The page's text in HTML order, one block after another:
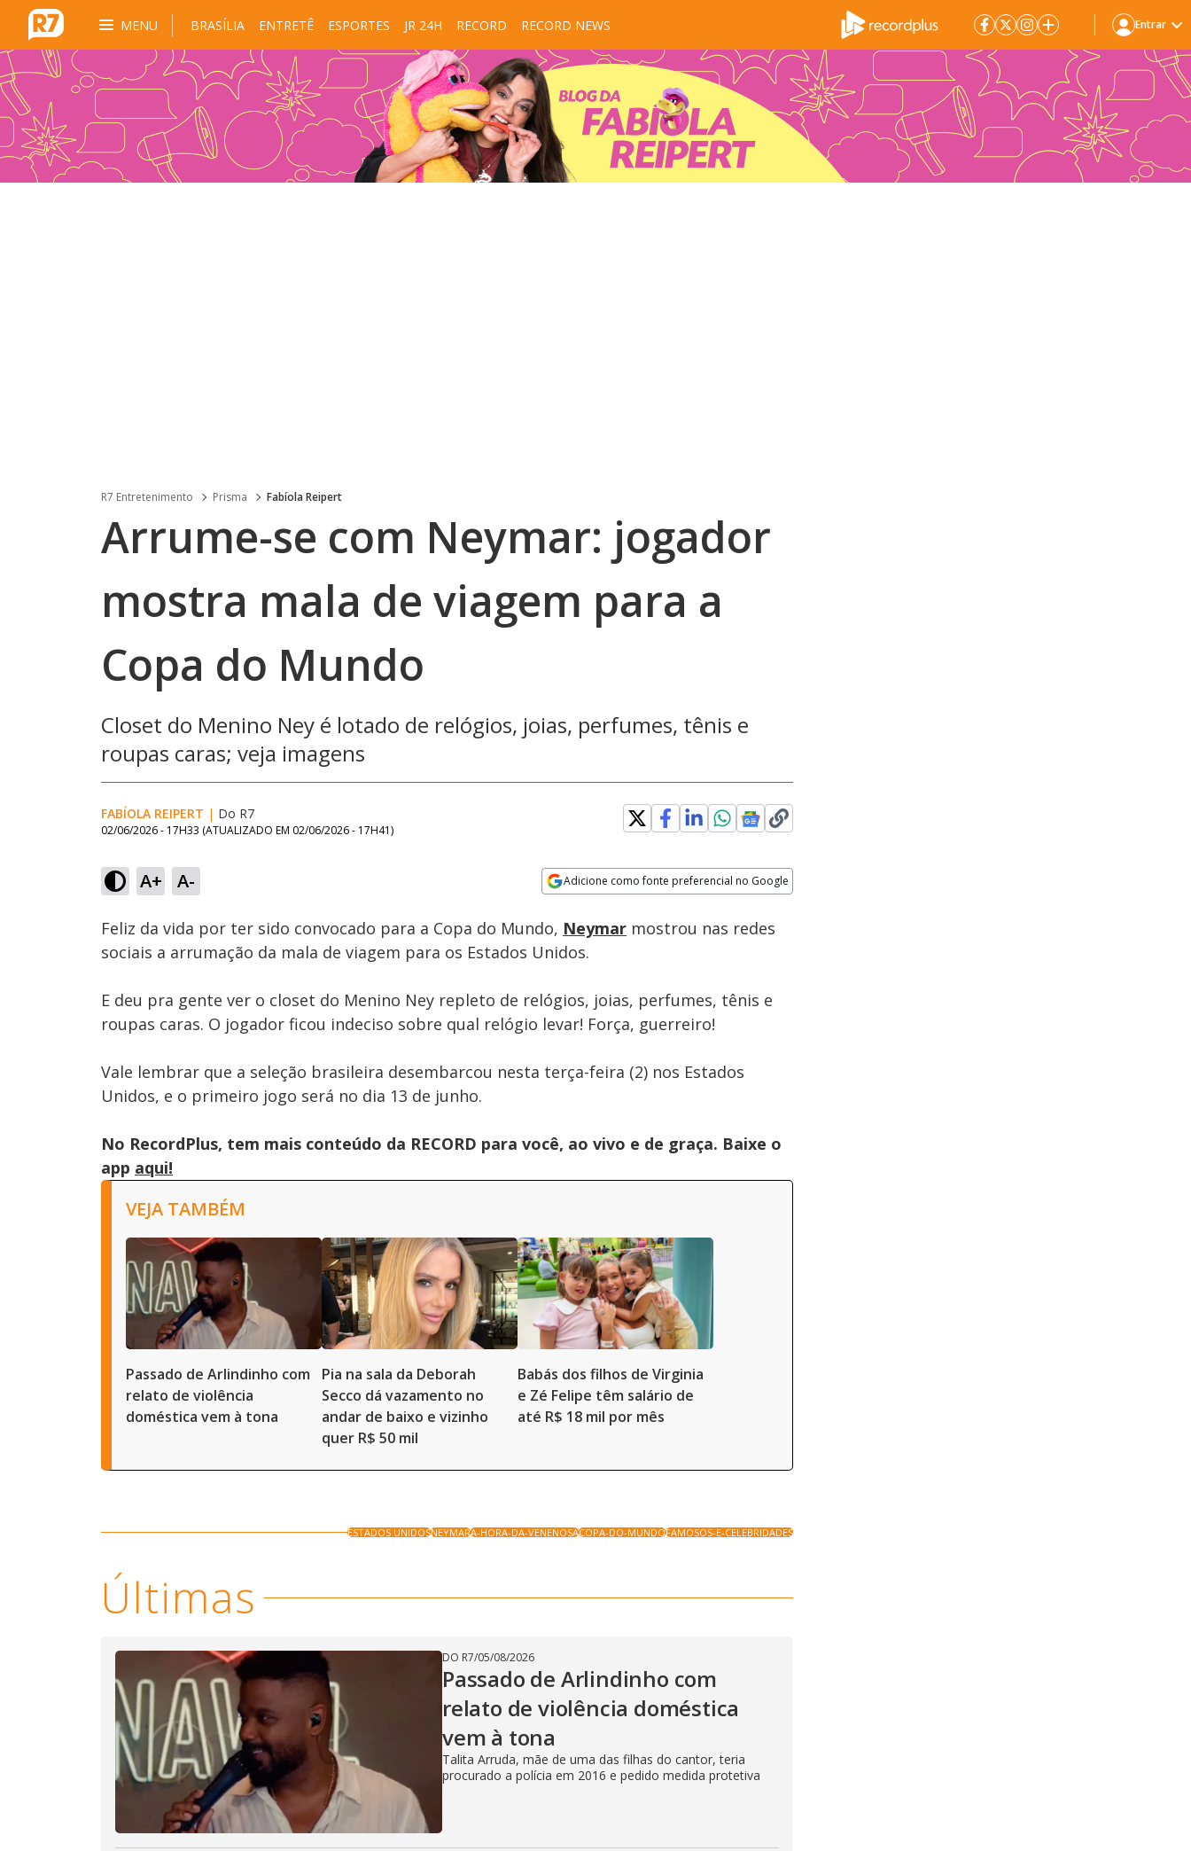
MENU BRASÍLIA ENTRETÊ ESPORTES JR 24H RECORD RECORD NEWS Entrar
R7 Entretenimento Prisma Fabíola Reipert
Arrume-se com Neymar: jogador
mostra mala de viagem para a
Copa do Mundo
Closet do Menino Ney é lotado de relógios, joias, perfumes, tênis e
roupas caras; veja imagens
FABÍOLA REIPERT | Do R7
02/06/2026 - 17H33 (ATUALIZADO EM 02/06/2026 - 17H41)
A+ A- Adicione como fonte preferencial no Google
Ativar
Som
Velocidade
Feliz da vida por ter sido convocado para a Copa do Mundo, Neymar mostrou nas redes
sociais a arrumação da mala de viagem para os Estados Unidos.
E deu pra gente ver o closet do Menino Ney repleto de relógios, joias, perfumes, tênis e
roupas caras. O jogador ficou indeciso sobre qual relógio levar! Força, guerreiro!
Vale lembrar que a seleção brasileira desembarcou nesta terça-feira (2) nos Estados
Unidos, e o primeiro jogo será no dia 13 de junho.
No RecordPlus, tem mais conteúdo da RECORD para você, ao vivo e de graça. Baixe o
app aqui!
VEJA TAMBÉM
Passado de Arlindinho com
relato de violência
doméstica vem à tona
Pia na sala da Deborah
Secco dá vazamento no
andar de baixo e vizinho
quer R$ 50 mil
Babás dos filhos de Virginia
e Zé Felipe têm salário de
até R$ 18 mil por mês
ESTADOS UNIDOSNEYMARA-HORA-DA-VENENOSACOPA-DO-MUNDOFAMOSOS-E-CELEBRIDADES
Últimas
DO R7/05/08/2026
Passado de Arlindinho com
relato de violência doméstica
vem à tona
Talita Arruda, mãe de uma das filhas do cantor, teria
procurado a polícia em 2016 e pedido medida protetiva